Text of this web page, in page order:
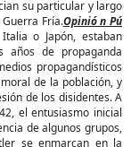
su particular y largo
Fría.Opinió n Pú
o Japón, estaban
años de propaganda
propagandísticos
de la población, y
de los disidentes. A
el entusiasmo inicial
de algunos grupos,
se enmarcan en la